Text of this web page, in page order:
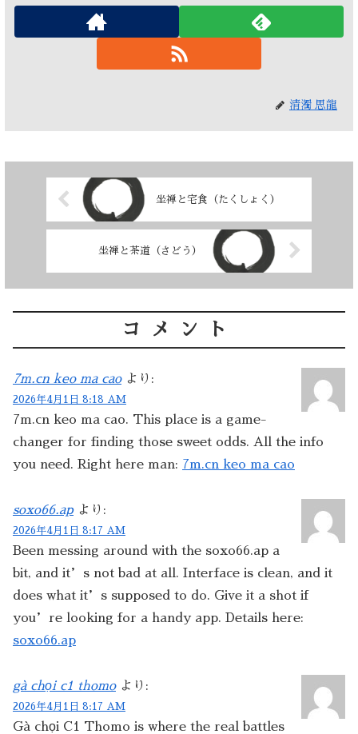
清濁 思龍
坐禅と宅食（たくしょく）
坐禅と茶道（さどう）
コメント
7m.cn keo ma cao より:
2026年4月1日 8:18 AM
7m.cn keo ma cao. This place is a game-
changer for finding those sweet odds. All the info
you need. Right here man: 7m.cn keo ma cao
soxo66.ap より:
2026年4月1日 8:17 AM
Been messing around with the soxo66.ap a
bit, and it’s not bad at all. Interface is clean, and it
does what it’s supposed to do. Give it a shot if
you’re looking for a handy app. Details here:
soxo66.ap
gà chọi c1 thomo より:
2026年4月1日 8:17 AM
Gà chọi C1 Thomo is where the real battles